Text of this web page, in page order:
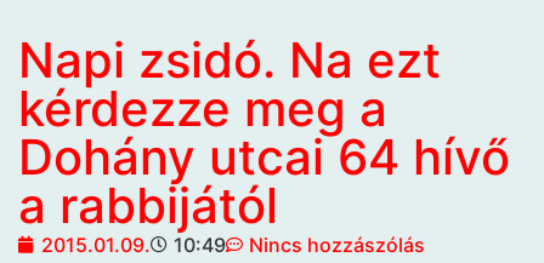
Napi zsidó. Na ezt
kérdezze meg a
Dohány utcai 64 hívő
a rabbijától
2015.01.09. 10:49
Nincs hozzászólás